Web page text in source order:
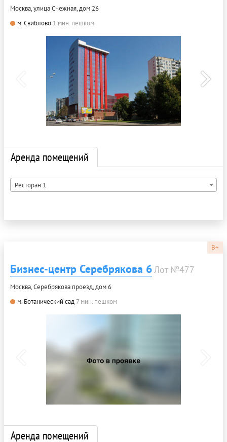
Москва, улица Снежная, дом 26
м. Свиблово 1 мин. пешком
Аренда помещений
Ресторан 1
B+
Бизнес-центр Серебрякова 6Лот №477
Москва, Серебрякова проезд, дом 6
м. Ботанический сад 7 мин. пешком
Аренда помещений